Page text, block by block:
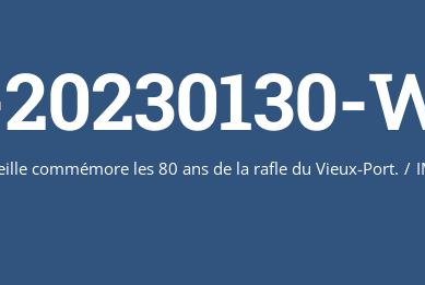
commémore les 80 ans de la rafle du Vieux-Port. /